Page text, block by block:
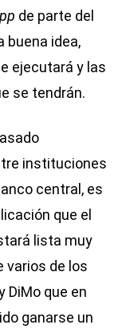
de parte del
buena idea,
ejecutará y las
se tendrán.
instituciones
central, es
que el
lista muy
varios de los
DiMo que en
ganarse un